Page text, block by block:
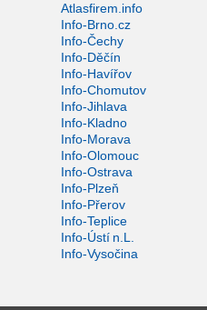
Atlasfirem.info
Info-Brno.cz
Info-Čechy
Info-Děčín
Info-Havířov
Info-Chomutov
Info-Jihlava
Info-Kladno
Info-Morava
Info-Olomouc
Info-Ostrava
Info-Plzeň
Info-Přerov
Info-Teplice
Info-Ústí n.L.
Info-Vysočina